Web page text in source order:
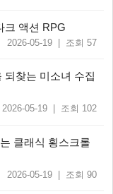
크 액션 RPG
2026-05-19 | 조회 57
되찾는 미소녀 수집
2026-05-19 | 조회 102
클래식 횡스크롤
2026-05-19 | 조회 90